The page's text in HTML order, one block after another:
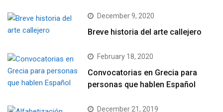
December 9, 2020
Breve historia del arte callejero
February 18, 2020
Convocatorias en Grecia para
personas que hablen Español
December 21, 2019